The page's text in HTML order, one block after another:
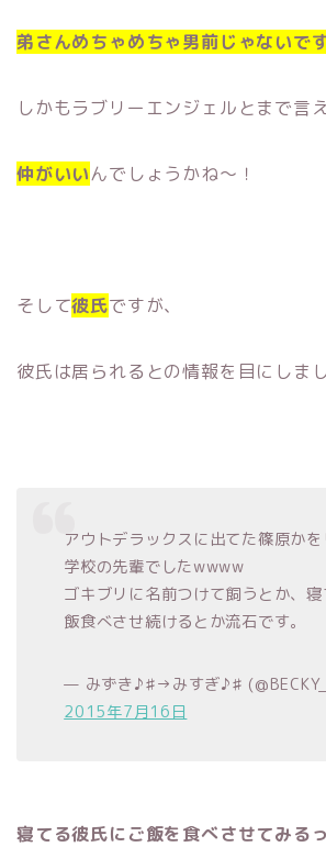
弟さんめちゃめちゃ男前じゃないで
しかもラブリーエンジェルとまで言
仲がいいんでしょうかね〜！
そして彼氏ですが、
彼氏は居られるとの情報を目にしま
アウトデラックスに出てた篠原か
学校の先輩でしたwwww
ゴキブリに名前つけて飼うとか、
飯食べさせ続けるとか流石です。
— みずき♪♯→みすぎ♪♯
2015年7月16日
寝てる彼氏にご飯を食べさせてみる